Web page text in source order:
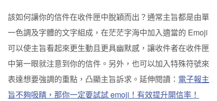
該如何讓你的信件在收件匣中脫穎而出？通常主旨都是由單
一色調及字體的文字組成，在茫茫字海中加入適當的 Emoji
可以使主旨看起來更生動且更具幽默感，讓收件者在收件匣
中第一眼就注意到你的信件。另外，也可以加入特殊符號來
表達想要強調的重點，凸顯主旨訴求。延伸閱讀： 電子報主
旨不夠吸睛，那你一定要試試 emoji！有效提升開信率！